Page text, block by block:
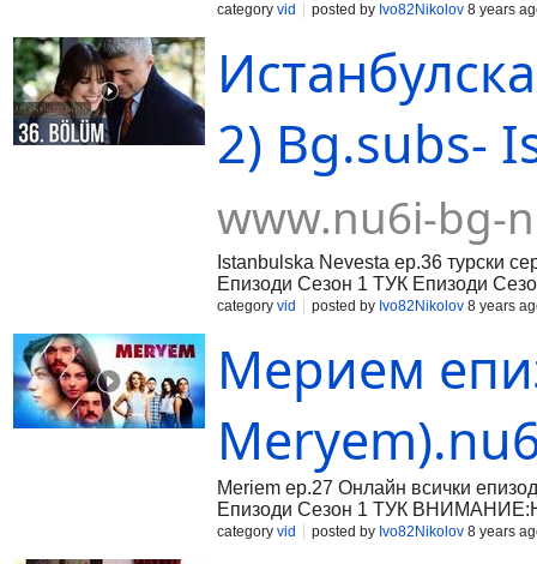
category vid posted by Ivo82Nikolov 8 years
2) Bg.subs-
www.nu6i-bg-
Istanbulska Nevesta ep.36 турски
Епизоди Сезон 1 ТУК Епизоди
category vid posted by Ivo82Nikolov 8 years
Мерием
Meriem ep.27 Онлайн всички
Епизоди Сезон 1 ТУК
category vid posted by Ivo82Nikolov 8 years